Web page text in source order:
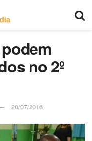
no 2º
20/07/2016